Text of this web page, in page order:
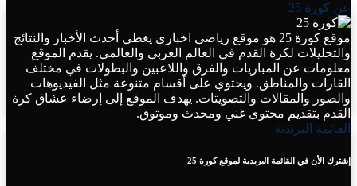
عن كورة 25
موقع كورة 25 هو موقع رياضي اخباري يغطي أحدث الأخبار والنتائج
والتحليلات لكرة القدم في العالم العربي والعالمي. يقدم الموقع
معلومات عن المباريات والفرق واللاعبين والبطولات في مختلف
القارات والمناطق. ويحتوي على أقسام متنوعة مثل الفيديوهات
والصور والمقالات والتصويتات. يهدف الموقع إلى إرضاء عشاق كرة
القدم بتقديم محتوى غني ومحدث وموثوق.
القائمة البريدية
إشترك الأن في القائمة البريدية لموقع كورة 25